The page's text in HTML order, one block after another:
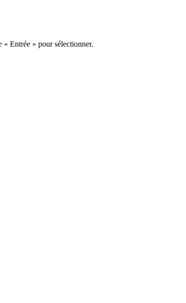
« Entrée » pour sélectionner.